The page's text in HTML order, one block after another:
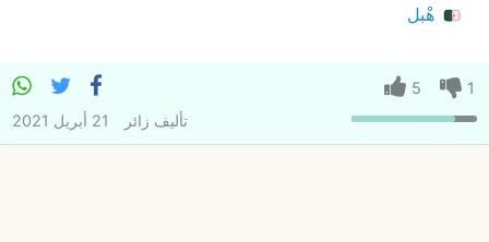
هْبل
1
5
تأليف زائر 21 أبريل 2021